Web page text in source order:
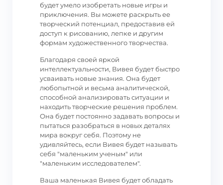
будет умело изобретать новые игры и
приключения. Вы можете раскрыть ее
творческий потенциал, предоставив ей
доступ к рисованию, лепке и другим
формам художественного творчества.
Благодаря своей яркой
интеллектуальности, Вивея будет быстро
усваивать новые знания. Она будет
любопытной и весьма аналитической,
способной анализировать ситуации и
находить творческие решения проблем.
Она будет постоянно задавать вопросы и
пытаться разобраться в новых деталях
мира вокруг себя. Поэтому не
удивляйтесь, если Вивея будет называть
себя "маленьким ученым" или
"маленьким исследователем".
Ваша маленькая Вивея будет обладать